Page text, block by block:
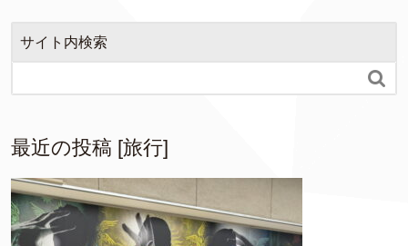
サイト内検索

最近の投稿 [旅行]